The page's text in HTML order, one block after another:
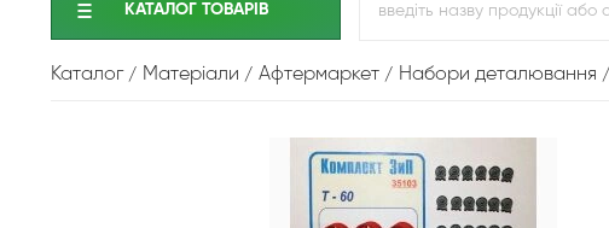
КАТАЛОГ ТОВАРIВ
Каталог Матеріали Афтермаркет Набори деталювання